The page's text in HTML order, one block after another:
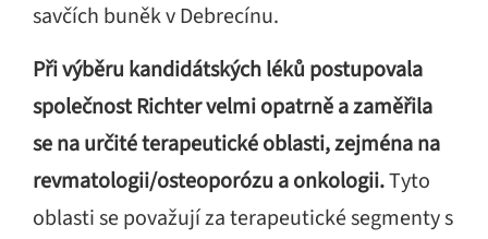
savčích buněk v Debrecínu.
Při výběru kandidátských léků postupovala
společnost Richter velmi opatrně a zaměřila
se na určité terapeutické oblasti, zejména na
revmatologii/osteoporózu a onkologii.Tyto
oblasti se považují za terapeutické segmenty s